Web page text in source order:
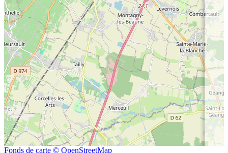
Fonds de carte © OpenStreetMap